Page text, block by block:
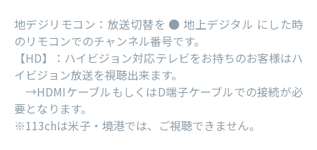
地デジリモコン：放送切替を ● 地上デジタル にした時
のリモコンでのチャンネル番号です。
【HD】：ハイビジョン対応テレビをお持ちのお客様はハ
イビジョン放送を視聴出来ます。
→HDMIケーブルもしくはD端子ケーブルでの接続が必
要となります。
※113chは米子・境港では、ご視聴できません。